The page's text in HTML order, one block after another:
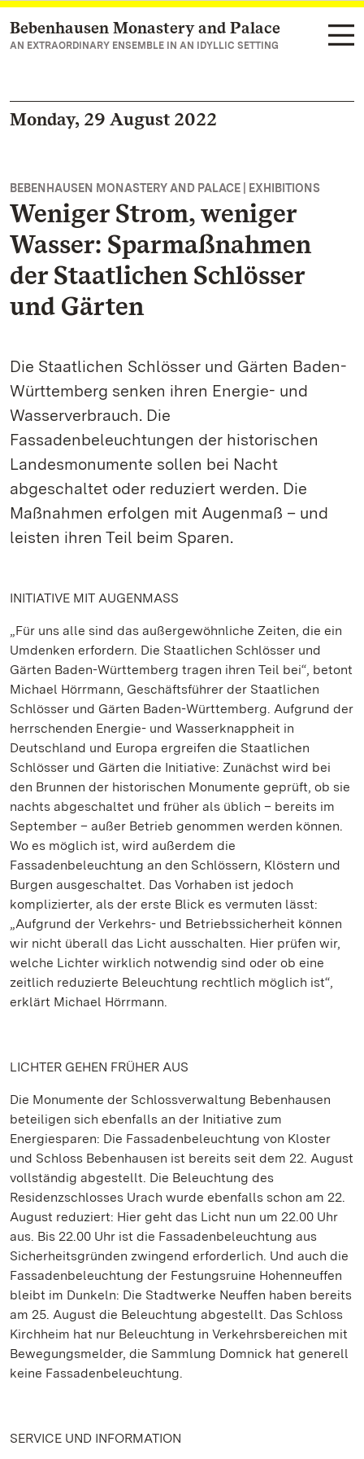
Navigate to main page
Bebenhausen Monastery and Palace
AN EXTRAORDINARY ENSEMBLE IN AN IDYLLIC SETTING
Monday, 29 August 2022
BEBENHAUSEN MONASTERY AND PALACE | EXHIBITIONS
Weniger Strom, weniger
Wasser: Sparmaßnahmen
der Staatlichen Schlösser
und Gärten
Die Staatlichen Schlösser und Gärten Baden-
Württemberg senken ihren Energie- und
Wasserverbrauch. Die
Fassadenbeleuchtungen der historischen
Landesmonumente sollen bei Nacht
abgeschaltet oder reduziert werden. Die
Maßnahmen erfolgen mit Augenmaß – und
leisten ihren Teil beim Sparen.
INITIATIVE MIT AUGENMASS
„Für uns alle sind das außergewöhnliche Zeiten, die ein
Umdenken erfordern. Die Staatlichen Schlösser und
Gärten Baden-Württemberg tragen ihren Teil bei“, betont
Michael Hörrmann, Geschäftsführer der Staatlichen
Schlösser und Gärten Baden-Württemberg. Aufgrund der
herrschenden Energie- und Wasserknappheit in
Deutschland und Europa ergreifen die Staatlichen
Schlösser und Gärten die Initiative: Zunächst wird bei
den Brunnen der historischen Monumente geprüft, ob sie
nachts abgeschaltet und früher als üblich – bereits im
September – außer Betrieb genommen werden können.
Wo es möglich ist, wird außerdem die
Fassadenbeleuchtung an den Schlössern, Klöstern und
Burgen ausgeschaltet. Das Vorhaben ist jedoch
komplizierter, als der erste Blick es vermuten lässt:
„Aufgrund der Verkehrs- und Betriebssicherheit können
wir nicht überall das Licht ausschalten. Hier prüfen wir,
welche Lichter wirklich notwendig sind oder ob eine
zeitlich reduzierte Beleuchtung rechtlich möglich ist“,
erklärt Michael Hörrmann.
LICHTER GEHEN FRÜHER AUS
Die Monumente der Schlossverwaltung Bebenhausen
beteiligen sich ebenfalls an der Initiative zum
Energiesparen: Die Fassadenbeleuchtung von Kloster
und Schloss Bebenhausen ist bereits seit dem 22. August
vollständig abgestellt. Die Beleuchtung des
Residenzschlosses Urach wurde ebenfalls schon am 22.
August reduziert: Hier geht das Licht nun um 22.00 Uhr
aus. Bis 22.00 Uhr ist die Fassadenbeleuchtung aus
Sicherheitsgründen zwingend erforderlich. Und auch die
Fassadenbeleuchtung der Festungsruine Hohenneuffen
bleibt im Dunkeln: Die Stadtwerke Neuffen haben bereits
am 25. August die Beleuchtung abgestellt. Das Schloss
Kirchheim hat nur Beleuchtung in Verkehrsbereichen mit
Bewegungsmelder, die Sammlung Domnick hat generell
keine Fassadenbeleuchtung.
SERVICE UND INFORMATION